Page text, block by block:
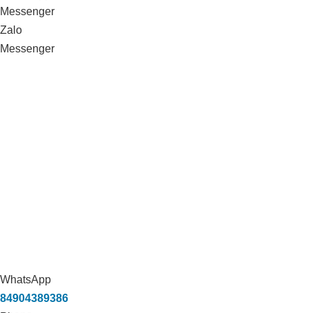
Messenger
Zalo
Messenger
WhatsApp
84904389386